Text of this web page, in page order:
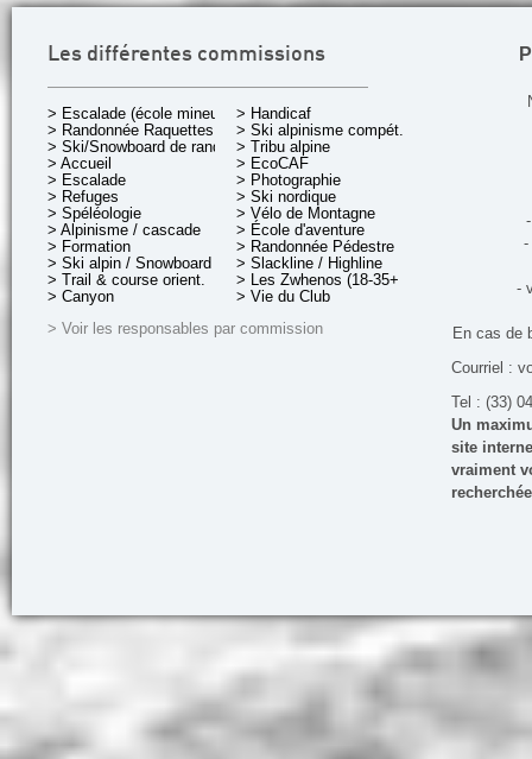
Les différentes commissions
> Escalade (école mineurs)
> Randonnée Raquettes
> Ski/Snowboard de rando.
> Accueil
> Escalade
> Refuges
> Spéléologie
> Alpinisme / cascade
> Formation
> Ski alpin / Snowboard
> Trail & course orient.
> Canyon
> Handicaf
> Ski alpinisme compét.
> Tribu alpine
> EcoCAF
> Photographie
> Ski nordique
> Vélo de Montagne
> École d'aventure
> Randonnée Pédestre
> Slackline / Highline
> Les Zwhenos (18-35+ ans)
> Vie du Club
> Voir les responsables par commission
-
-
En cas de
Courriel :
Tel : (33)
Un
site
vraiment